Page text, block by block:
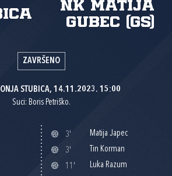
NK Matija
Gubec (GS)
ZAVRŠENO
STUBICA, 14.11.2023. 15:00
Suci: Boris Petriško.
3'
Matija Japec
3'
Tin Korman
11'
Luka Razum